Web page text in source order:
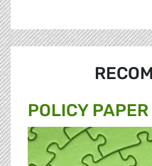
POLICY PAPER